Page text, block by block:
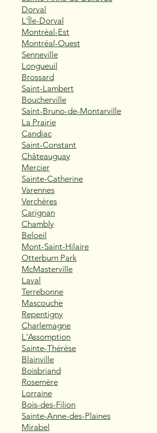
Dorval
L'Île-Dorval
Montréal-Est
Montréal-Ouest
Senneville
Longueuil
Brossard
Saint-Lambert
Boucherville
Saint-Bruno-de-Montarville
La Prairie
Candiac
Saint-Constant
Châteauguay
Mercier
Sainte-Catherine
Varennes
Verchères
Carignan
Chambly
Beloeil
Mont-Saint-Hilaire
Otterburn Park
McMasterville
Laval
Terrebonne
Mascouche
Repentigny
Charlemagne
L'Assomption
Sainte-Thérèse
Blainville
Boisbriand
Rosemère
Lorraine
Bois-des-Filion
Sainte-Anne-des-Plaines
Mirabel